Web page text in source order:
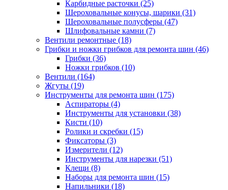
Карбидные расточки (25)
Шероховальные конусы, шарики (31)
Шероховальные полусферы (47)
Шлифовальные камни (7)
Вентили ремонтные (18)
Грибки и ножки грибков для ремонта шин (46)
Грибки (36)
Ножки грибков (10)
Вентили (164)
Жгуты (19)
Инструменты для ремонта шин (175)
Аспираторы (4)
Инструменты для установки (38)
Кисти (10)
Ролики и скребки (15)
Фиксаторы (3)
Измерители (12)
Инструменты для нарезки (51)
Клещи (8)
Наборы для ремонта шин (15)
Напильники (18)